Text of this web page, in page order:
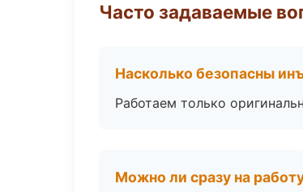
Часто задаваемые
Насколько безопасны
Работаем только
Можно ли сразу на